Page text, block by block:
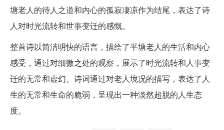
塘老人的待人之道和内心的孤寂凄凉作为结尾，表达了诗
人对时光流转和世事变迁的感慨。
整首诗以简洁明快的语言，描绘了平塘老人的生活和内心
感受，通过对细微之处的观察，展示了时光流转和人事变
迁的无常和虚幻。诗词通过对老人境况的描写，表达了人
生的无常和生命的脆弱，呈现出一种淡然超脱的人生态
度。